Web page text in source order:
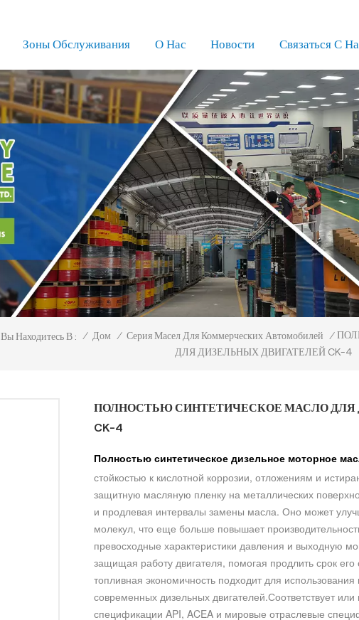
Зоны Обслуживания О Нас Новости Связаться С
Вы Находитесь В : / Дом / Серия Масел Для Коммерческих Автомобилей /
ДЛЯ ДИЗЕЛЬНЫХ ДВИГАТЕЛЕЙ CK-4
ПОЛНОСТЬЮ СИНТЕТИЧЕСКОЕ МАСЛО ДЛЯ
CK-4
Полностью синтетическое дизельное моторное
стойкостью к кислотной коррозии, отложениям и
защитную масляную пленку на металлических
и продлевая интервалы замены масла. Оно может
молекул, что еще больше повышает
превосходные характеристики давления и выходную
защищая работу двигателя, помогая продлить срок
топливная экономичность подходит для
современных дизельных двигателей.Соответствует
спецификации API, ACEA и мировые отраслевые